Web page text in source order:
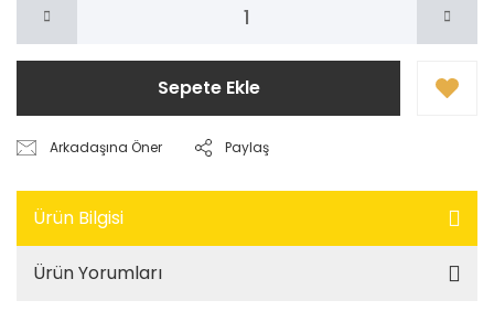
Sepete Ekle
Arkadaşına Öner Paylaş
Ürün Bilgisi
Ürün Yorumları